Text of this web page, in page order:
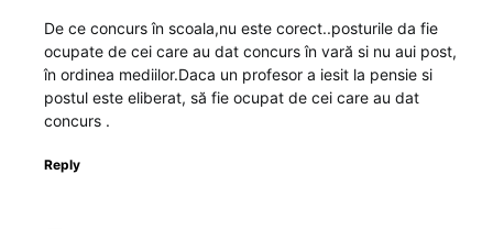
De ce concurs în scoala,nu este corect..posturile da fie
ocupate de cei care au dat concurs în vară si nu aui post,
în ordinea mediilor.Daca un profesor a iesit la pensie si
postul este eliberat, să fie ocupat de cei care au dat
concurs .
Reply